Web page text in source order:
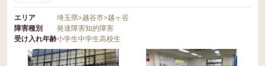
エリア 埼玉県>越谷市>越ヶ谷
障害種別
発達障害知的障害
受け入れ年齢小学生中学生高校生